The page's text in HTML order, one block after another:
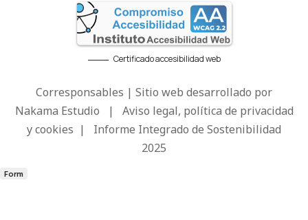
Certificado accesibilidad web
Corresponsables | Sitio web desarrollado por
Nakama Estudio | Aviso legal, política de privacidad
y cookies | Informe Integrado de Sostenibilidad
2025
Form